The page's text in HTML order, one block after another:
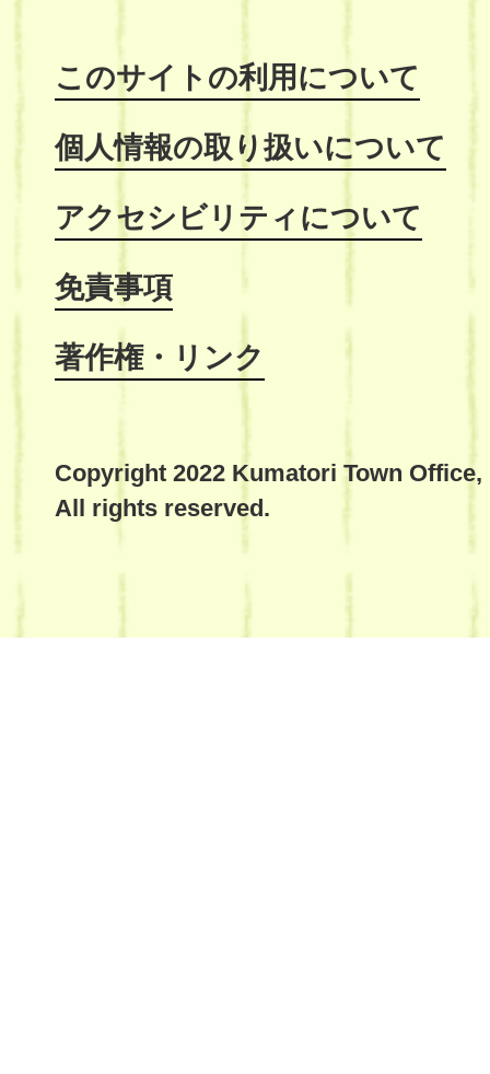
このサイトの利用について
個人情報の取り扱いについて
アクセシビリティについて
免責事項
著作権・リンク
Copyright 2022 Kumatori Town Office,
All rights reserved.